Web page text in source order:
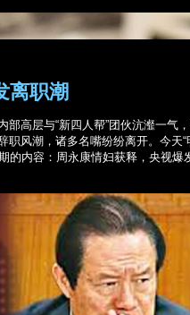
离职潮
高层与“新四人帮”团伙沆瀣一气
风潮，诸多名嘴纷纷离开。今天
的内容：周永康情妇获释，央视爆